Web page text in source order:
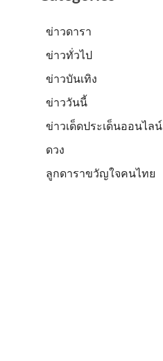
ข่าวดารา
ข่าวทั่วไป
ข่าวบันเทิง
ข่าววันนี้
ข่าวเด็ดประเด็นออนไลน์
ดวง
ลูกดาราขวัญใจคนไทย